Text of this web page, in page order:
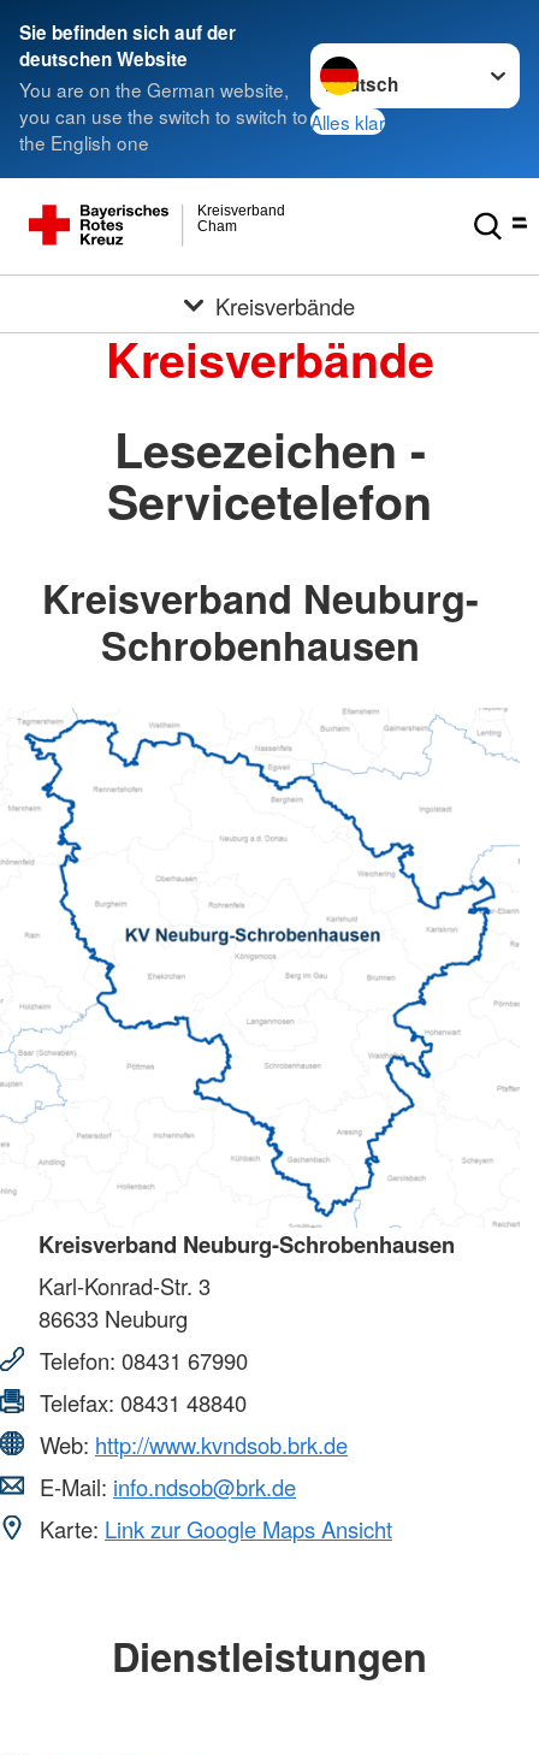
Sie befinden sich auf der
deutschen Website
You are on the German website,
you can use the switch to switch to
the English one
Sprache wechseln zu
Alles klar
Cham
Kreisverband
Kreisverbände
Kreisverbände
Lesezeichen -
Servicetelefon
Kreisverband Neuburg-
Schrobenhausen
Kreisverband Neuburg-Schrobenhausen
Karl-Konrad-Str. 3
86633 Neuburg
Telefon: 08431 67990
Telefax: 08431 48840
Web: http://www.kvndsob.brk.de
E-Mail: info.ndsob@brk.de
Karte: Link zur Google Maps Ansicht
Dienstleistungen